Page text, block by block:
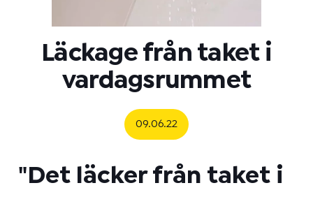
Läckage från taket i
vardagsrummet
09.06.22
"Det läcker från taket i